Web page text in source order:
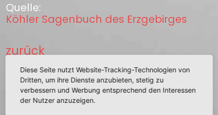
Quelle:
Köhler Sagenbuch des Erzgebirges
zurück
Diese Seite nutzt Website-Tracking-Technologien von
Dritten, um ihre Dienste anzubieten, stetig zu
verbessern und Werbung entsprechend den Interessen
der Nutzer anzuzeigen.